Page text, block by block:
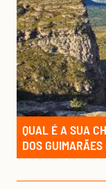
QUAL É A SUA
DOS